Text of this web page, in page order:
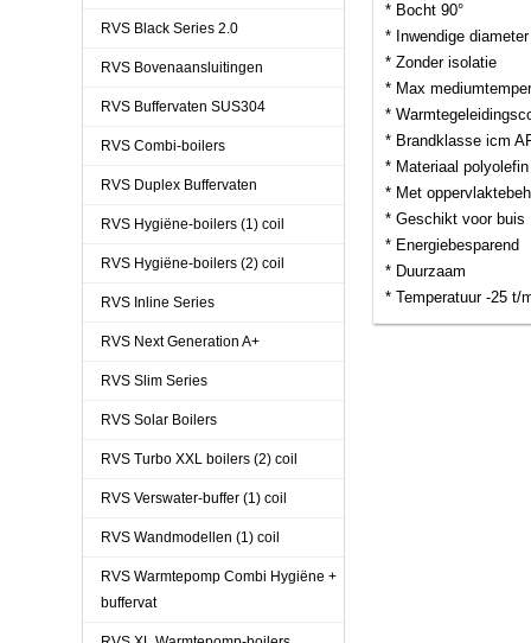
RVS Black Series 2.0
RVS Bovenaansluitingen
RVS Buffervaten SUS304
RVS Combi-boilers
RVS Duplex Buffervaten
RVS Hygiëne-boilers (1) coil
RVS Hygiëne-boilers (2) coil
RVS Inline Series
RVS Next Generation A+
RVS Slim Series
RVS Solar Boilers
RVS Turbo XXL boilers (2) coil
RVS Verswater-buffer (1) coil
RVS Wandmodellen (1) coil
RVS Warmtepomp Combi Hygiëne +
buffervat
* Bocht 90°
* Inwendige
* Zonder isolatie
* Max
*
* Brandklasse icm
* Materiaal polyolefin
* Met
* Geschikt voor buis
* Energiebesparend
* Duurzaam
* Temperatuur -25 t/